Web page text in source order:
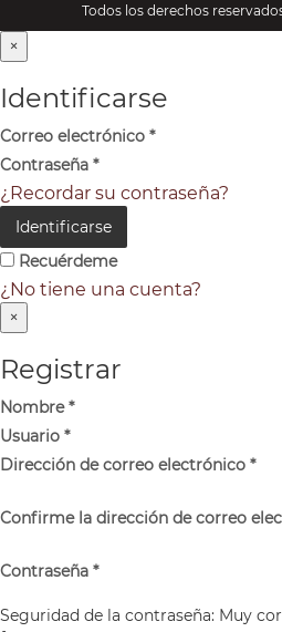
Todos los derechos
×
Identificarse
Correo electrónico *
Contraseña *
¿Recordar su contraseña?
Identificarse
Recuérdeme
¿No tiene una cuenta?
×
Registrar
Nombre*
Usuario *
Dirección de correo electrónico *
Confirme la dirección de correo
Contraseña *
Seguridad de la contraseña: Muy